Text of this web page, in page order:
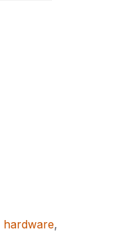
hardware,